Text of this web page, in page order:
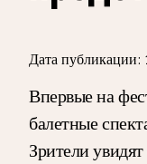
Дата публикации:
Впервые на
балетные
Зрители